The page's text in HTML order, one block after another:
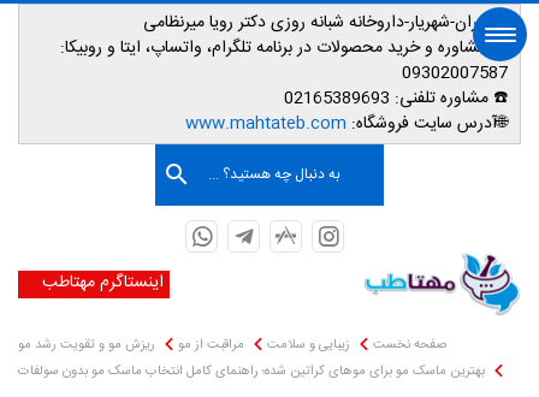
📌تهران-شهریار-داروخانه شبانه روزی دکتر رویا میرنظامی
📱مشاوره و خرید محصولات در برنامه تلگرام، واتساپ، ایتا و روبیکا:
09302007587
☎️ مشاوره تلفنی:
🌐آدرس سایت فروشگاه: www.mahtateb.com
به دنبال چه هستید؟ ...
اینستاگرم مهتاطب
صفحه نخست زیبایی و سلامت مراقبت از مو
ریزش مو و تقویت رشد مو
بهترین ماسک مو برای موهای کراتین شده؛ راهنمای کامل انتخاب ماسک مو بدون سولفات